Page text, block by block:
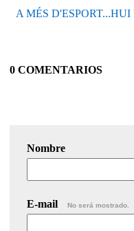
A MÉS
0 COMENTARIOS
Nombre
E-mail No será mostrado.